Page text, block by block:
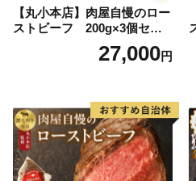
👉じゃばらマグロなど串本食
【丸小本店】肉屋自慢のロー
ストビーフ 200g×3個セッ
27,000円